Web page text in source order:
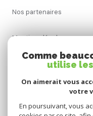
nos partenaires
mentions légales
Comme
utilise
On aimerait vous
votre
En poursuivant, vous